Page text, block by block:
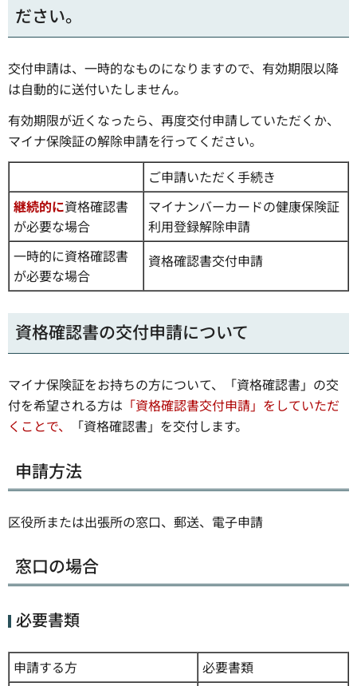
ださい。
交付申請は、一時的なものになりますので、有効期限以降
は自動的に送付いたしません。
有効期限が近くなったら、再度交付申請していただくか、
マイナ保険証の解除申請を行ってください。
ご申請いただく手続き
継続的に資格確認書
が必要な場合
マイナンバーカードの健康保険証
利用登録解除申請
一時的に資格確認書
が必要な場合
資格確認書交付申請
資格確認書の交付申請について
マイナ保険証をお持ちの方について、「資格確認書」の交
付を希望される方は 「資格確認書交付申請」をしていただ
くことで、
「資格確認書」を交付します。
申請方法
区役所または出張所の窓口、郵送、電子申請
窓口の場合
必要書類
申請する方
必要書類